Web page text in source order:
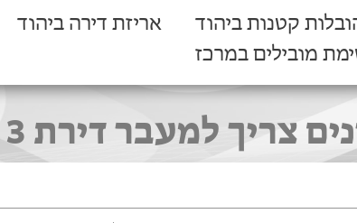
קטנות ביהוד אריזת דירה ביהוד
מובילים במרכז
דירת 3 חדרים? התקשרו 072-255-0055